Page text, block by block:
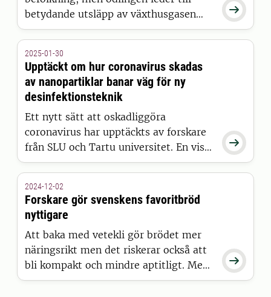

betydande utsläpp av växthusgasen
metan. Nu har forskare från SLU och
kollegor i Kina identifierat två kemiska
föreningar som utsöndras från
risrötter och som påverkar hur stora
metanutsläppen blir. Denna kunskap ...

2025-01-30
Upptäckt om hur coronavirus skadas
av nanopartiklar banar väg för ny
desinfektionsteknik
Ett nytt sätt att oskadliggöra
coronavirus har upptäckts av forskare
från SLU och Tartu universitet. En viss
typ av nanopartiklar visade sig skada
virusets yttre hölje, vilket gör det
svårare för viruset att ta sig in i
mänskliga celler. Det verkningssätt
som påvisades har inte beskrivits
tidigare.

2024-12-02
Forskare gör svenskens favoritbröd
nyttigare
Att baka med vetekli gör brödet mer
näringsrikt men det riskerar också att
bli kompakt och mindre aptitligt. Men
det håller på att förändras tack vare ny